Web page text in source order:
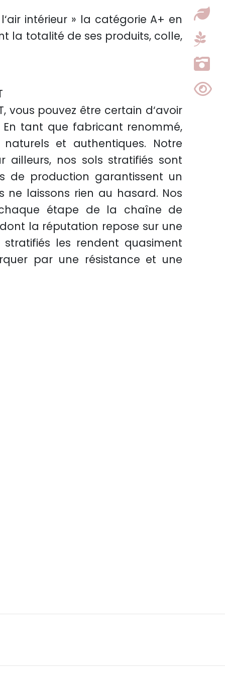
intérieur » la catégorie A+ en
la totalité de ses produits, colle,
vous pouvez être certain d‘avoir
tant que fabricant renommé,
et authentiques. Notre
ailleurs, nos sols stratifiés sont
de production garantissent un
laissons rien au hasard. Nos
étape de la chaîne de
la réputation repose sur une
les rendent quasiment
par une résistance et une